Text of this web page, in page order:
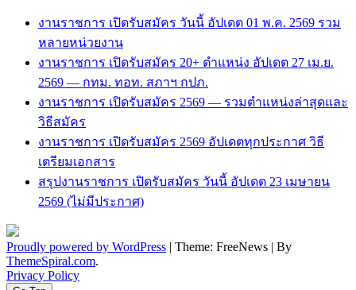
งานราชการ เปิดรับสมัคร วันนี้ อัปเดต 01 พ.ค. 2569 รวม
หลายหน่วยงาน
งานราชการ เปิดรับสมัคร 20+ ตำแหน่ง อัปเดต 27 เม.ย.
2569 — กทม. ทอท. สภาฯ กปภ.
งานราชการ เปิดรับสมัคร 2569 — รวมตำแหน่งล่าสุดและ
วิธีสมัคร
งานราชการ เปิดรับสมัคร 2569 อัปเดตทุกประกาศ วิธี
เตรียมเอกสาร
สรุปงานราชการ เปิดรับสมัคร วันนี้ อัปเดต 23 เมษายน
2569 (ไม่มีประกาศ)
Proudly powered by WordPress | Theme: FreeNews | By
ThemeSpiral.com.
Privacy Policy